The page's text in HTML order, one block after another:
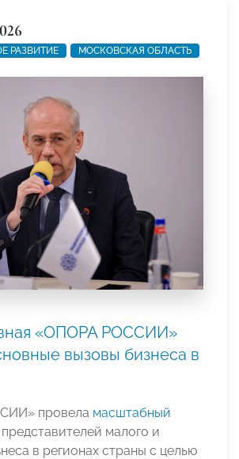
РАЗВИТИЕ МОСКОВСКАЯ ОБЛАСТЬ
«ОПОРА РОССИИ»
вызовы бизнеса в
провела масштабный
малого и
в регионах страны с целью